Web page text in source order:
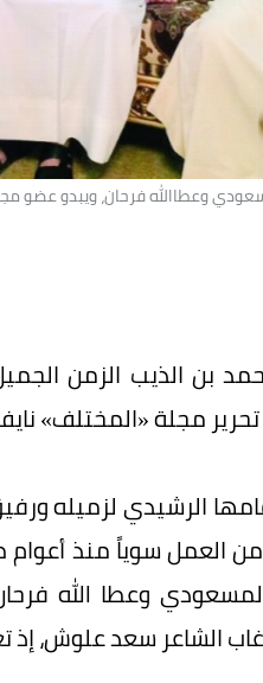
وعطاالله فرحان، ويبدو عضو
بن الذيب الزمن
مجلة «المختلف»
الرشيدي لزميله
العمل سوياً منذ
وعطا الله
الشاعر سعد علوش، إذ